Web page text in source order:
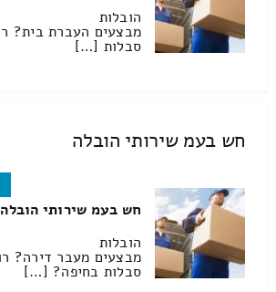
הובלות
מבצעים העברת בית?
סבלות […]
חש בעמ שירותי הובלה
חש בעמ שירותי הובלה
הובלות
מבצעים מעבר דירה?
סבלות בחיפה? […]